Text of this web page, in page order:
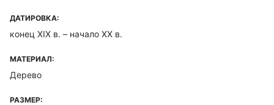
ДАТИРОВКА:
конец XIX в. – начало XX в.
МАТЕРИАЛ:
Дерево
РАЗМЕР: